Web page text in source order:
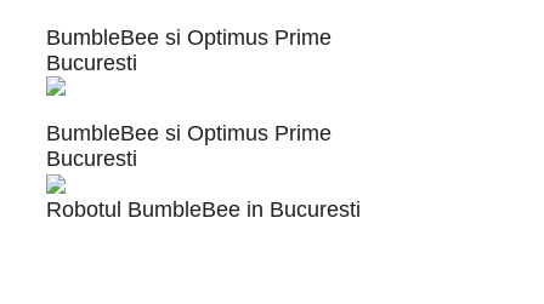
BumbleBee si Optimus Prime
Bucuresti
BumbleBee si Optimus Prime
Bucuresti
Robotul BumbleBee in Bucuresti